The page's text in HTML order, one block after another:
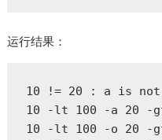
运行结果：
10 != 20 : a is not
10 -lt 100 -a 20 -
10 -lt 100 -o 20 -